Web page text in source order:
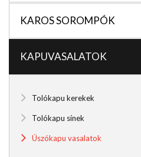
KAROS SOROMPÓK
KAPUVASALATOK
Tolókapu kerekek
Tolókapu sínek
Úszókapu vasalatok